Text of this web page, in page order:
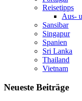
Reisetipps
Aus-
Sansibar
Singapur
Spanien
Sri Lanka
Thailand
Vietnam
Neueste Beiträge